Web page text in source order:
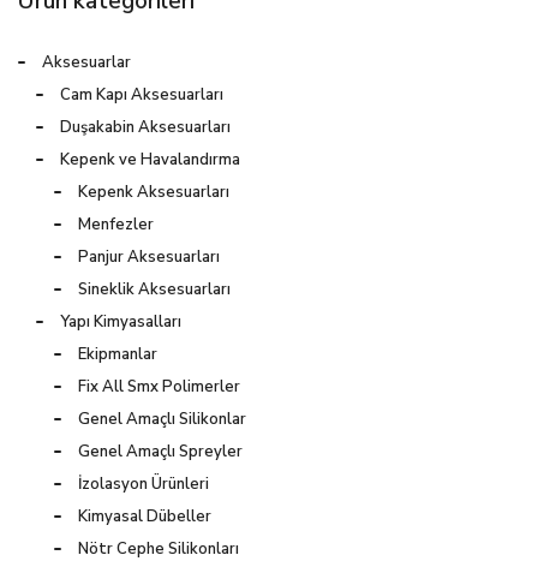
Aksesuarlar
Cam Kapı Aksesuarları
Duşakabin Aksesuarları
Kepenk ve Havalandırma
Kepenk Aksesuarları
Menfezler
Panjur Aksesuarları
Sineklik Aksesuarları
Yapı Kimyasalları
Ekipmanlar
Fix All Smx Polimerler
Genel Amaçlı Silikonlar
Genel Amaçlı Spreyler
İzolasyon Ürünleri
Kimyasal Dübeller
Nötr Cephe Silikonları